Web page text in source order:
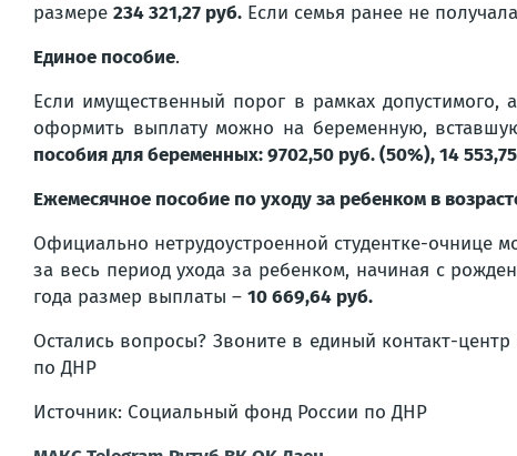
размере 234 321,27 руб. Если семья ранее не
Единое пособие.
Если имущественный порог в рамках
оформить выплату можно на беременную,
пособия для беременных: 9702,50 руб. (50%), 14
Ежемесячное пособие по уходу за ребенком в
Официально нетрудоустроенной студентке-очнице
за весь период ухода за ребенком, начиная с
года размер выплаты – 10 669,64 руб.
Остались вопросы? Звоните в единый контакт-
по ДНР
Источник: Социальный фонд России по ДНР